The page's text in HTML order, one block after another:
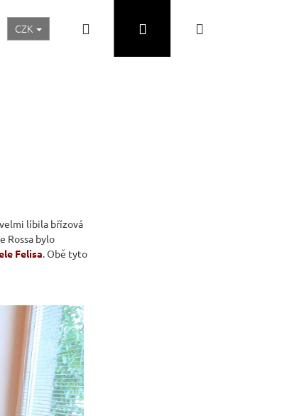
a inspirace Akční ceny Nábytek Skladem
CZK Přihlášení
líbila břízová
Rossa bylo
Felisa. Obě tyto
HOME